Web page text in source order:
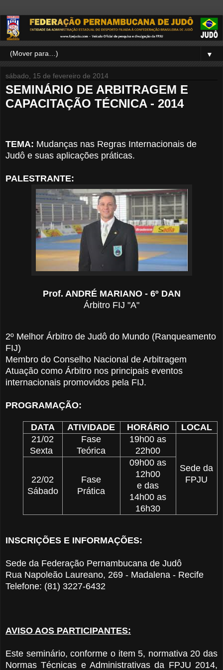
▼
sábado, 15 de fevereiro de 2014
SEMINÁRIO DE ARBITRAGEM E
CAPACITAÇÃO TÉCNICA - 2014
TEMA: Mudanças nas Regras Internacionais de
Judô e suas aplicações práticas.
PALESTRANTE:
Prof. ANDRÉ MARIANO - 6º DAN
Árbitro FIJ "A"
2º Melhor Árbitro de Judô do Mundo (Ranqueamento
FIJ)
Membro do Conselho Nacional de Arbitragem
Atuação como Árbitro nos principais eventos
internacionais promovidos pela FIJ.
PROGRAMAÇÃO:
DATA ATIVIDADE HORÁRIO
LOCAL
21/02
Sexta
Fase
Teórica
19h00 as
22h00
Sede da
FPJU
22/02
Sábado
Fase
Prática
09h00 as
12h00
e das
14h00 as
16h30
INSCRIÇÕES E INFORMAÇÕES:
Sede da Federação Pernambucana de Judô
Rua Napoleão Laureano, 269 - Madalena - Recife
Telefone: (81) 3227-6432
AVISO AOS PARTICIPANTES:
Este seminário, conforme o item 5, normativa 20 das
Normas Técnicas e Administrativas da FPJU 2014,